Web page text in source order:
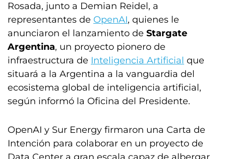
Rosada, junto a Demian Reidel, a
representantes de OpenAI, quienes le
anunciaron el lanzamiento de Stargate
Argentina, un proyecto pionero de
infraestructura de Inteligencia Artificial que
situará a la Argentina a la vanguardia del
ecosistema global de inteligencia artificial,
según informó la Oficina del Presidente.
OpenAI y Sur Energy firmaron una Carta de
Intención para colaborar en un proyecto de